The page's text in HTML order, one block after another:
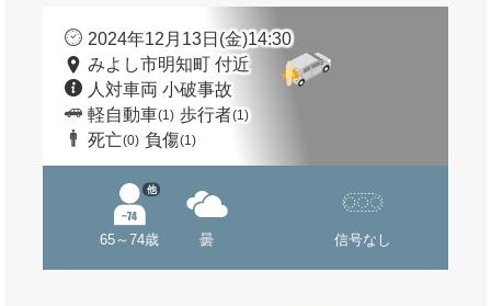
2024年12月13日(金)14:30
みよし市明知町 付近
人対車両 小破事故
軽自動車(1) 歩行者(1)
死亡(0) 負傷(1)
65～74歳
他
曇 信号なし